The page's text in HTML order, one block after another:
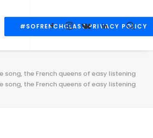
#SOFRENCHCLASS PRIVACY POLICY
song, the French queens of easy listening
song, the French queens of easy listening